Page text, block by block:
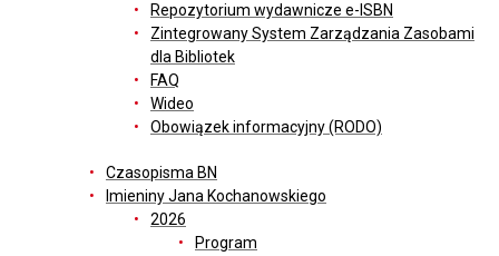
Repozytorium wydawnicze e-ISBN
Zintegrowany System Zarządzania Zasobami
dla Bibliotek
FAQ
Wideo
Obowiązek informacyjny (RODO)
Czasopisma BN
Imieniny Jana Kochanowskiego
2026
Program